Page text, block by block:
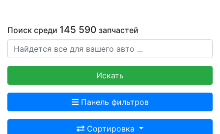
Поиск среди 145 590 запчастей
Искать
Панель фильтров
Сортировка